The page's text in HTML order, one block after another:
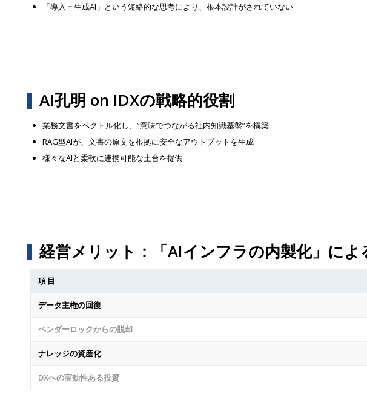
「導入＝生成AI」という短絡的な思考により、根本設計がされていない
AI孔明 on IDXの戦略的役割
業務文書をベクトル化し、“意味でつながる社内知識基盤”を構築
RAG型AIが、文書の原文を根拠に安全なアウトプットを生成
様々なAIと柔軟に連携可能な土台を提供
経営メリット：「AIインフラの内製化」によ
項目
データ主権の回復
ベンダーロックからの脱却
ナレッジの資産化
DXへの実効性ある投資